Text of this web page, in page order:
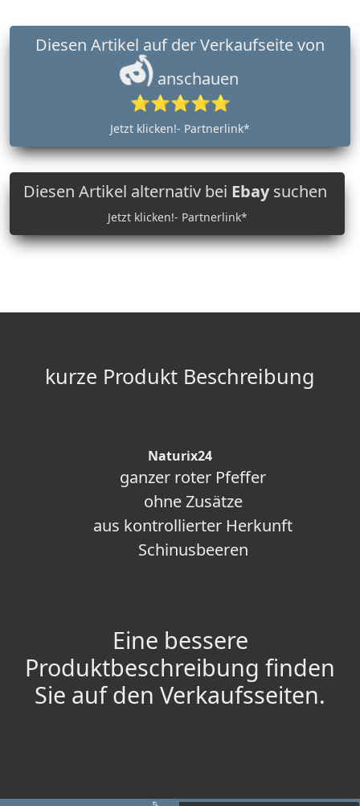
anschauen
⭐⭐⭐⭐⭐
Jetzt klicken!- Partnerlink*
Diesen Artikel alternativ bei Ebaysuchen
Jetzt klicken!- Partnerlink*
kurze Produkt Beschreibung
Naturix24
ganzer roter Pfeffer
ohne Zusätze
aus kontrollierter Herkunft
Schinusbeeren
Eine bessere
Produktbeschreibung finden
Sie auf den Verkaufsseiten.